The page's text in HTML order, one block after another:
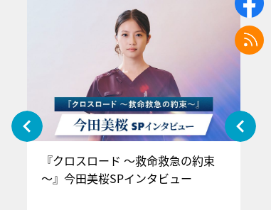
『クロスロード ～救命救急の約束
～』今田美桜SPインタビュー